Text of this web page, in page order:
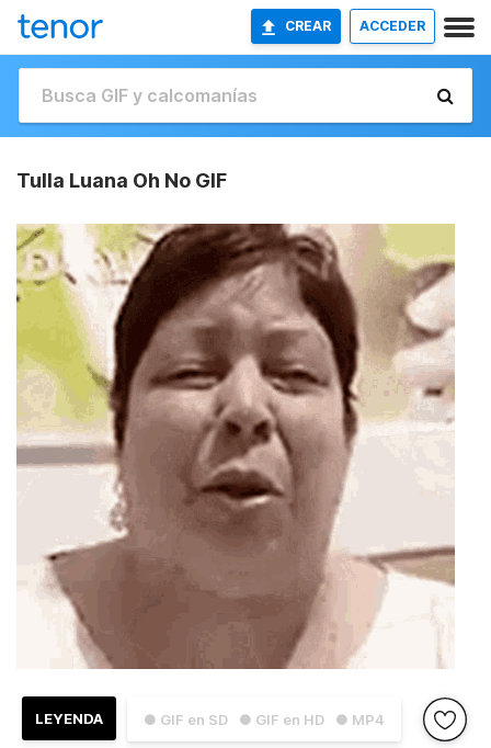
CREAR ACCEDER
Tulla Luana Oh No GIF
● GIF en SD ● GIF en HD ● MP4
LEYENDA